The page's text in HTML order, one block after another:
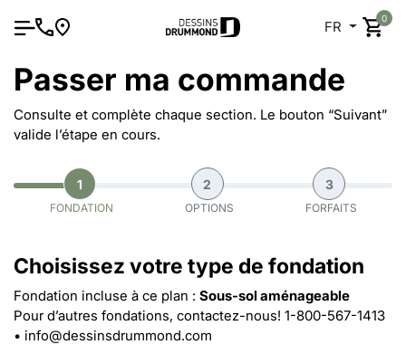
FR
0
Passer ma commande
Consulte et complète chaque section. Le bouton “Suivant”
valide l’étape en cours.
1
FONDATION
2
OPTIONS
3
FORFAITS
Choisissez votre type de fondation
Fondation incluse à ce plan : Sous-sol aménageable
Pour d’autres fondations, contactez-nous! 1-800-567-1413
• info@dessinsdrummond.com